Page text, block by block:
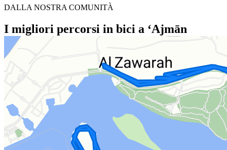
DALLA NOSTRA COMUNITÀ
I migliori percorsi in bici a ‘Ajmān